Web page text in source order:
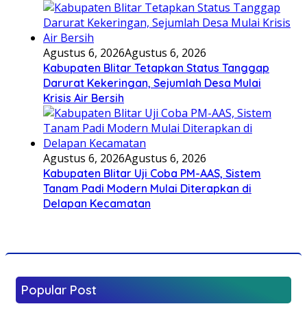
Agustus 6, 2026Agustus 6, 2026
Kabupaten Blitar Tetapkan Status Tanggap
Darurat Kekeringan, Sejumlah Desa Mulai
Krisis Air Bersih
Agustus 6, 2026Agustus 6, 2026
Kabupaten Blitar Uji Coba PM-AAS, Sistem
Tanam Padi Modern Mulai Diterapkan di
Delapan Kecamatan
Popular Post